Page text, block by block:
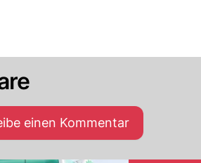
einen Kommentar